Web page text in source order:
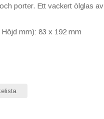
porter. Ett vackert ölglas
mm): 83 x 192 mm